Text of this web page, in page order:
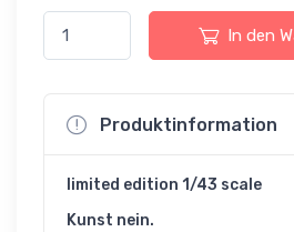
In den
Produktinformation
limited edition 1/43 scale
Kunst nein.